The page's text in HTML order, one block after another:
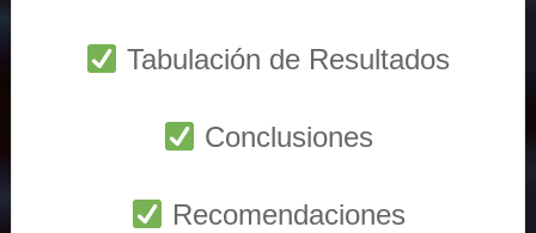
Tabulación de Resultados
Conclusiones
Recomendaciones